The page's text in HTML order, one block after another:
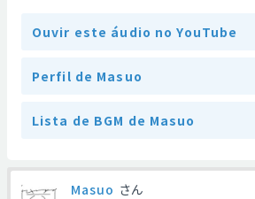
Ouvir este áudio no YouTube
Perfil de Masuo
Lista de BGM de Masuo
Masuo さん